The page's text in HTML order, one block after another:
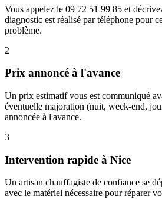
Vous appelez le 09 72 51 99 85 et
diagnostic est réalisé par téléphone pour
problème.
2
Prix annoncé à l'avance
Un prix estimatif vous est communiqué
éventuelle majoration (nuit, week-end,
annoncée à l'avance.
3
Intervention rapide à Nice
Un artisan chauffagiste de confiance se
avec le matériel nécessaire pour réparer